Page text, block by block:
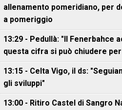
allenamento pomeridiano, per
a pomeriggio
13:29 - Pedullà: "Il Fenerbahce
questa cifra si può chiudere
13:15 - Celta Vigo, il ds:
gli sviluppi"
13:00 - Ritiro Castel di Sangro